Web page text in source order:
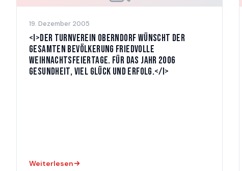
19. Dezember 2005
<I>DER TURNVEREIN OBERNDORF WÜNSCHT DER
GESAMTEN BEVÖLKERUNG FRIEDVOLLE
WEIHNACHTSFEIERTAGE. FÜR DAS JAHR 2006
GESUNDHEIT, VIEL GLÜCK UND ERFOLG.</I>
Weiterlesen